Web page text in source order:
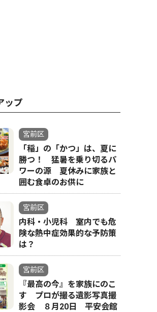
ップ
宮前区
「稲」の「かつ」は、夏に
勝つ！ 猛暑を乗り切るパ
ワーの源 夏休みに家族と
囲む食卓のお供に
宮前区
内科・小児科 室内でも危
険な熱中症効果的な予防策
は？
宮前区
『最高の今』を家族にのこ
す プロが撮る遺影写真撮
影会 ８月20日 平安会館